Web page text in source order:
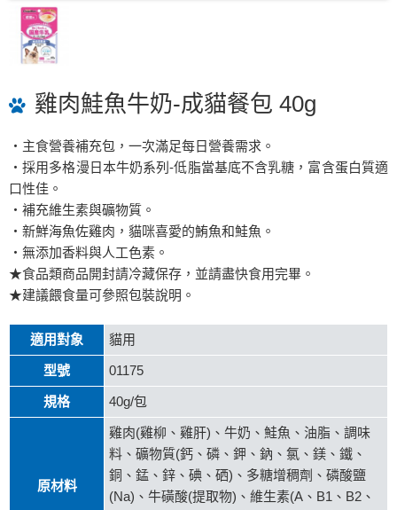
雞肉鮭魚牛奶-成貓餐包 40g
・主食營養補充包，一次滿足每日營養需求。
・採用多格漫日本牛奶系列-低脂當基底不含乳糖，富含蛋白質適
口性佳。
・補充維生素與礦物質。
・新鮮海魚佐雞肉，貓咪喜愛的鮪魚和鮭魚。
・無添加香料與人工色素。
★食品類商品開封請冷藏保存，並請盡快食用完畢。
★建議餵食量可參照包裝說明。
適用對象 貓用
型號 01175
規格 40g/包
原材料
雞肉(雞柳、雞肝)、牛奶、鮭魚、油脂、調味
料、礦物質(鈣、磷、鉀、鈉、氯、鎂、鐵、
銅、錳、鋅、碘、硒)、多糖增稠劑、磷酸鹽
(Na)、牛磺酸(提取物)、維生素(A、B1、B2、